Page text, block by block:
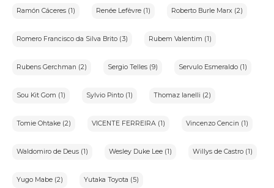
Ramón Cáceres (1) Renée Lefèvre (1) Roberto Burle Marx (2)
Romero Francisco da Silva Brito (3) Rubem Valentim (1)
Rubens Gerchman (2) Sergio Telles (9) Servulo Esmeraldo (1)
Sou Kit Gom (1) Sylvio Pinto (1) Thomaz Ianelli (2)
Tomie Ohtake (2) VICENTE FERREIRA (1) Vincenzo Cencin (1)
Waldomiro de Deus (1) Wesley Duke Lee (1) Willys de Castro (1)
Yugo Mabe (2) Yutaka Toyota (5)